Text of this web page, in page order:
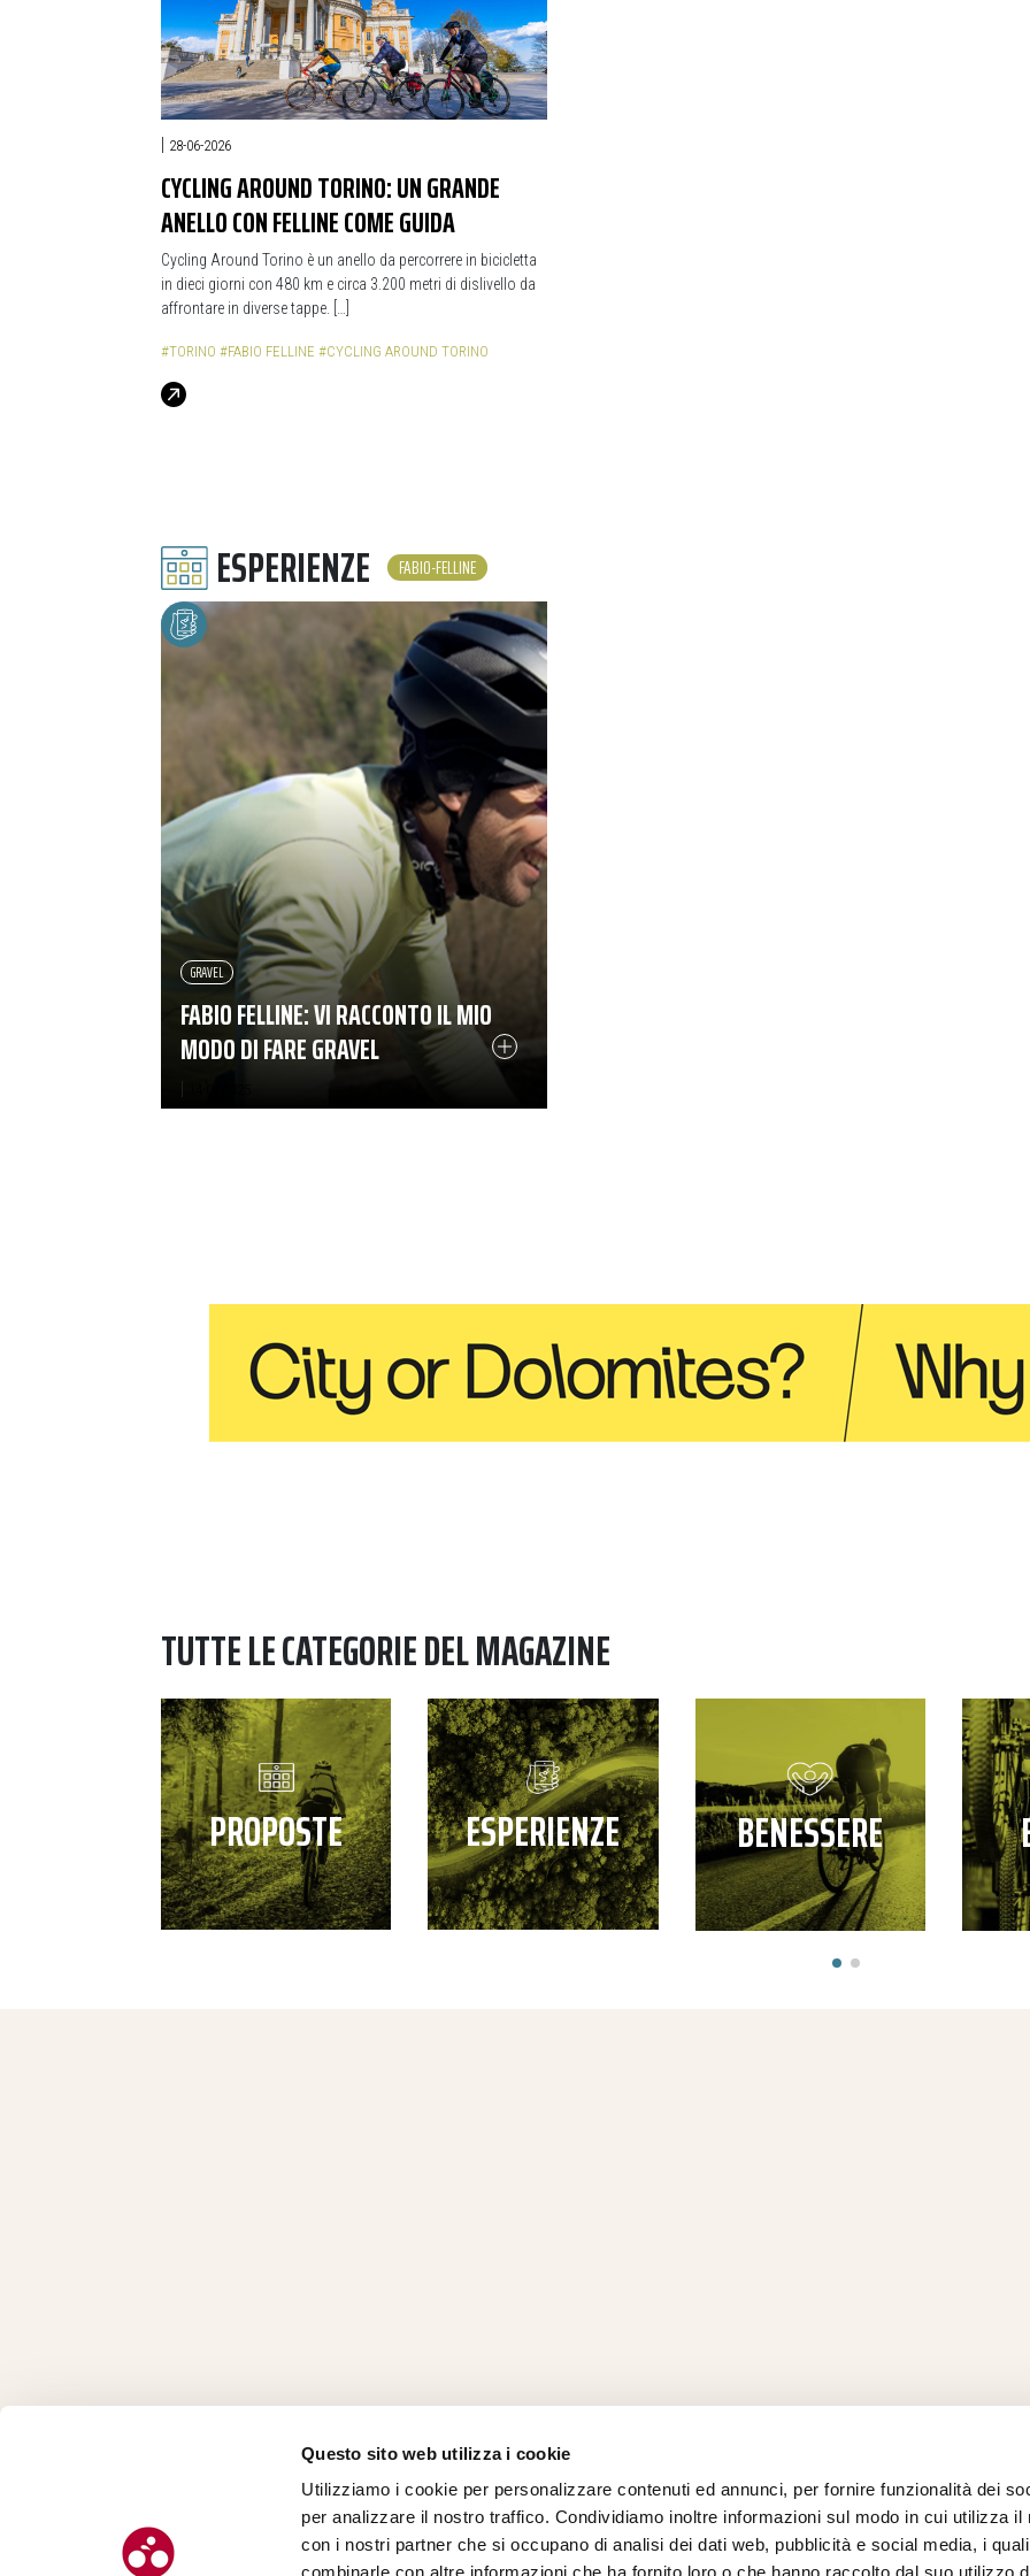
Questo sito web utilizza i cookie
Utilizziamo i cookie per personalizzare contenuti ed annunci, per fornire funzionalità dei
per analizzare il nostro traffico. Condividiamo inoltre informazioni sul modo in cui utilizza il
con i nostri partner che si occupano di analisi dei dati web, pubblicità e social media, i
| 28-06-2026
CYCLING AROUND TORINO: UN GRANDE
ANELLO CON FELLINE COME GUIDA
Cycling Around Torino è un anello da percorrere in bicicletta
in dieci giorni con 480 km e circa 3.200 metri di dislivello da
affrontare in diverse tappe. […]
#TORINO #FABIO FELLINE #CYCLING AROUND TORINO
ESPERIENZE FABIO-FELLINE
FABIO FELLINE: VI RACCONTO IL MIO
MODO DI FARE GRAVEL
GRAVEL
TUTTE LE CATEGORIE DEL MAGAZINE
PROPOSTE ESPERIENZE BENESSERE
CHI SIAMO
CONTATTI
STRADA
GRAVEL
PROPOSTE
ESPERIENZE
BENESSERE
BIKE LAB
BIKE HOTEL
BIKE ECONOMY